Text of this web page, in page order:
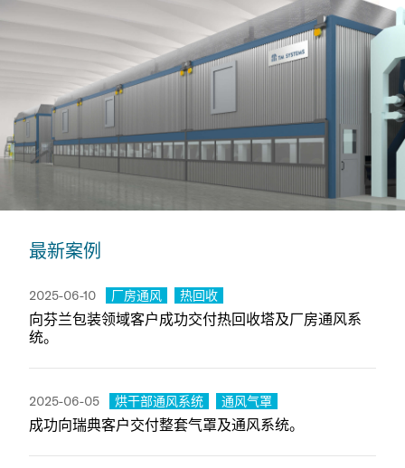
最新案例
向芬兰包装领域客户成功交付热回收塔及厂房通风系
统。
2025-06-10 Category:
厂房通风 Category:
热回收
成功向瑞典客户交付整套气罩及通风系统。
2025-06-05 Category:
烘干部通风系统 Category:
通风气罩